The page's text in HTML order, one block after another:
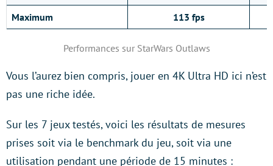
Maximum
113 fps
Performances sur StarWars Outlaws
Vous l’aurez bien compris, jouer en 4K Ultra HD ici n’est
pas une riche idée.
Sur les 7 jeux testés, voici les résultats de mesures
prises soit via le benchmark du jeu, soit via une
utilisation pendant une période de 15 minutes :